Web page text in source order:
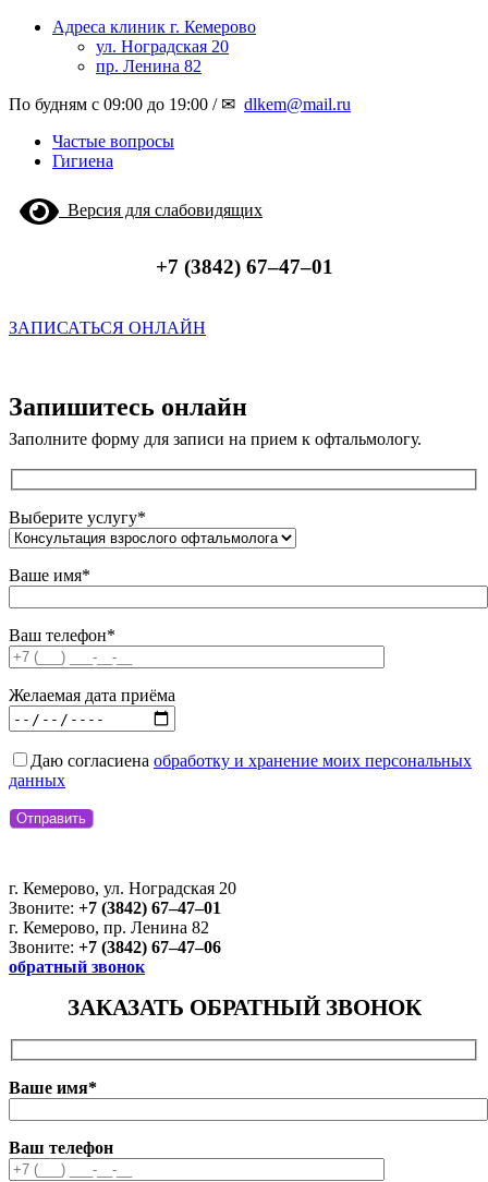
Адреса клиник г. Кемерово
ул. Ноградская 20
пр. Ленина 82
По будням с 09:00 до 19:00 / ✉ dlkem@mail.ru
Частые вопросы
Гигиена
Версия для слабовидящих
+7 (3842) 67‒47‒01
ЗАПИСАТЬСЯ ОНЛАЙН
Запишитесь онлайн
Заполните форму для записи на прием к офтальмологу.
Выберите услугу*
Ваше имя*
Ваш телефон*
Желаемая дата приёма
Даю согласиена обработку и хранение моих персональных
данных
г. Кемерово, ул. Ноградская 20
Звоните: +7 (3842) 67‒47‒01
г. Кемерово, пр. Ленина 82
Звоните: +7 (3842) 67‒47‒06
обратный звонок
ЗАКАЗАТЬ ОБРАТНЫЙ ЗВОНОК
Ваше имя*
Ваш телефон